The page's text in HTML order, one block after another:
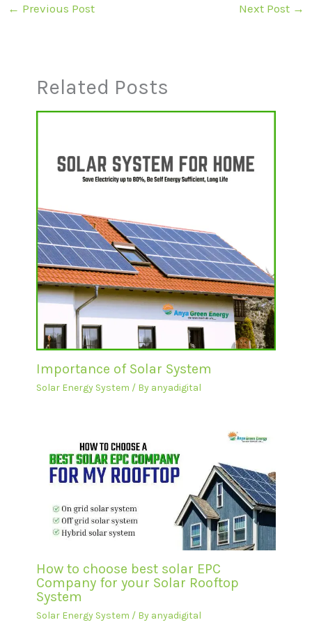
← Previous Post Next Post →
Related Posts
Importance of Solar System
Solar Energy System / By anyadigital
How to choose best solar EPC
Company for your Solar Rooftop
System
Solar Energy System / By anyadigital